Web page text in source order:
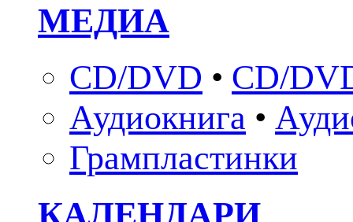
МЕДИА
CD/DVD • CD/
Аудиокнига •
Грампластинки